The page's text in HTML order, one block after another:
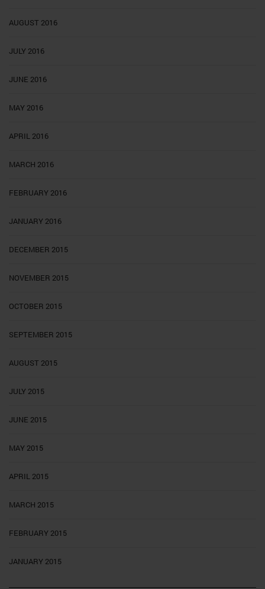
AUGUST 2016
JULY 2016
JUNE 2016
MAY 2016
APRIL 2016
MARCH 2016
FEBRUARY 2016
JANUARY 2016
DECEMBER 2015
NOVEMBER 2015
OCTOBER 2015
SEPTEMBER 2015
AUGUST 2015
JULY 2015
JUNE 2015
MAY 2015
APRIL 2015
MARCH 2015
FEBRUARY 2015
JANUARY 2015